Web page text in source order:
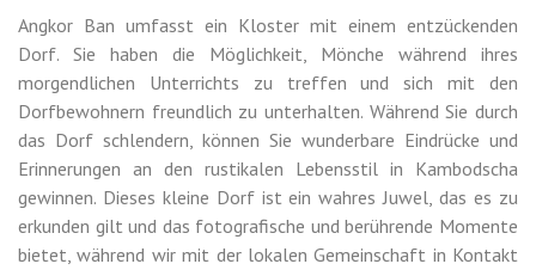
Angkor Ban umfasst ein Kloster mit einem entzückenden
Dorf. Sie haben die Möglichkeit, Mönche während ihres
morgendlichen Unterrichts zu treffen und sich mit den
Dorfbewohnern freundlich zu unterhalten. Während Sie durch
das Dorf schlendern, können Sie wunderbare Eindrücke und
Erinnerungen an den rustikalen Lebensstil in Kambodscha
gewinnen. Dieses kleine Dorf ist ein wahres Juwel, das es zu
erkunden gilt und das fotografische und berührende Momente
bietet, während wir mit der lokalen Gemeinschaft in Kontakt